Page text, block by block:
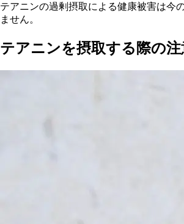
テアニンの過剰摂取による健康被害は今
ません。
テアニンを摂取する際の注